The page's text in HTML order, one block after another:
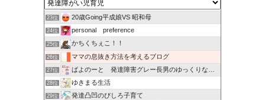
22位 シングルワーママtacoのblog
23位 20歳Going平成娘VS 昭和母
24位 personal preference
25位 かちくちぇこ！！
26位 ママの息抜き方法を考えるブログ
27位 ばよのーと 発達障害グレー長男のゆっくりな日々。
28位 ゆきまる生活
29位 発達凸凹のびしろ子育て